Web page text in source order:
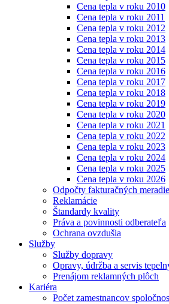
Cena tepla v roku 2010
Cena tepla v roku 2011
Cena tepla v roku 2012
Cena tepla v roku 2013
Cena tepla v roku 2014
Cena tepla v roku 2015
Cena tepla v roku 2016
Cena tepla v roku 2017
Cena tepla v roku 2018
Cena tepla v roku 2019
Cena tepla v roku 2020
Cena tepla v roku 2021
Cena tepla v roku 2022
Cena tepla v roku 2023
Cena tepla v roku 2024
Cena tepla v roku 2025
Cena tepla v roku 2026
Odpočty fakturačných
Reklamácie
Štandardy kvality
Práva a povinnosti odberateľa
Ochrana ovzdušia
Služby
Služby dopravy
Opravy, údržba a servis
Prenájom reklamných plôch
Kariéra
Počet zamestnancov